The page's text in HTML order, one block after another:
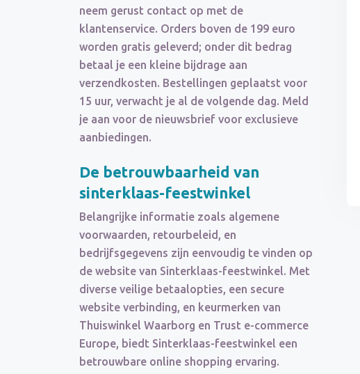
neem gerust contact op met de
klantenservice. Orders boven de 199 euro
worden gratis geleverd; onder dit bedrag
betaal je een kleine bijdrage aan
verzendkosten. Bestellingen geplaatst voor
15 uur, verwacht je al de volgende dag. Meld
je aan voor de nieuwsbrief voor exclusieve
aanbiedingen.
De betrouwbaarheid van
sinterklaas-feestwinkel
Belangrijke informatie zoals algemene
voorwaarden, retourbeleid, en
bedrijfsgegevens zijn eenvoudig te vinden op
de website van Sinterklaas-feestwinkel. Met
diverse veilige betaalopties, een secure
website verbinding, en keurmerken van
Thuiswinkel Waarborg en Trust e-commerce
Europe, biedt Sinterklaas-feestwinkel een
betrouwbare online shopping ervaring.